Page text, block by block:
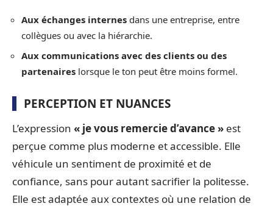
Aux échanges internes dans une entreprise, entre
collègues ou avec la hiérarchie.
Aux communications avec des clients ou des
partenaires lorsque le ton peut être moins formel.
PERCEPTION ET NUANCES
L’expression « je vous remercie d’avance » est
perçue comme plus moderne et accessible. Elle
véhicule un sentiment de proximité et de
confiance, sans pour autant sacrifier la politesse.
Elle est adaptée aux contextes où une relation de